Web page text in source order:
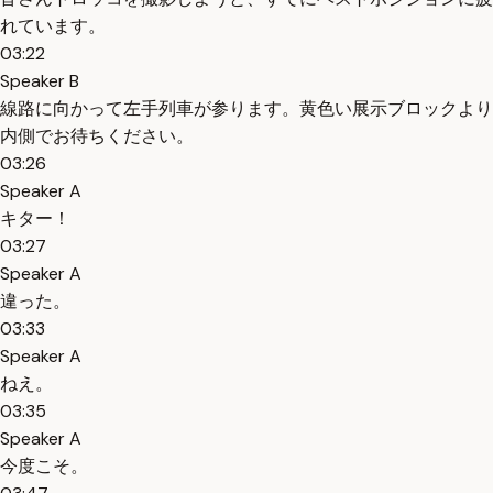
れています。
03:22
Speaker B
線路に向かって左手列車が参ります。黄色い展示ブロックより
内側でお待ちください。
03:26
Speaker A
キター！
03:27
Speaker A
違った。
03:33
Speaker A
ねえ。
03:35
Speaker A
今度こそ。